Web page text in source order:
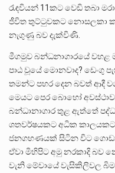
රැඳවියන් 11කට වෙඩි තබා
ජීවිත තුට්ටුවකට නොසලකා
නැගුණු බව දැක්විණි.
මීගමුව බන්ධනාගාරයේ වහළ
පාඨ වූයේ මොනවාද? ඩෙංගු
තමන්ට පහර දෙන බවත් ආදී
මෙයට පෙර බොහෝ
බන්ධානාගාර තුළ ඇත්තේ
ශතවර්ෂයකට අධික
ජනගහණයක් සිටින විට
ඒවා මිහිපිට අමු නරකාදි බව
වැනි මේවායේ වැසිකිලිවල